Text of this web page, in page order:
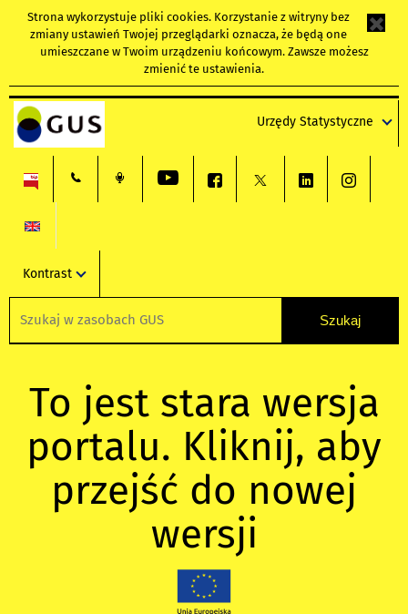
Strona wykorzystuje pliki cookies. Korzystanie z witryny bez
zmiany ustawień Twojej przeglądarki oznacza, że będą one
umieszczane w Twoim urządzeniu końcowym. Zawsze możesz
zmienić te ustawienia.
Urzędy Statystyczne
Kontrast
To jest stara wersja
portalu. Kliknij, aby
przejść do nowej
wersji